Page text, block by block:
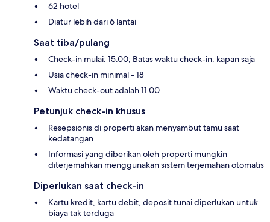
62 hotel
Diatur lebih dari 6 lantai
Saat tiba/pulang
Check-in mulai: 15.00; Batas waktu check-in: kapan saja
Usia check-in minimal - 18
Waktu check-out adalah 11.00
Petunjuk check-in khusus
Resepsionis di properti akan menyambut tamu saat
kedatangan
Informasi yang diberikan oleh properti mungkin
diterjemahkan menggunakan sistem terjemahan otomatis
Diperlukan saat check-in
Kartu kredit, kartu debit, deposit tunai diperlukan untuk
biaya tak terduga